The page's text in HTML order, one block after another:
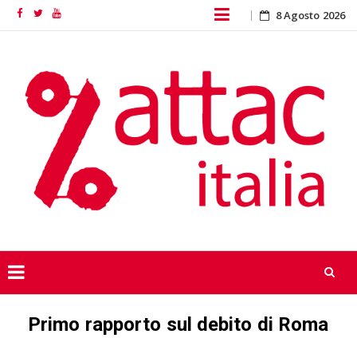
FacebookTwitterYouTube Skip
content
8 Agosto 2026
Primo rapporto sul debito di Roma